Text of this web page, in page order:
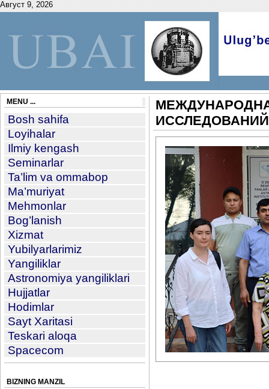
Август 9, 2026
MENU ...
Bosh sahifa
Loyihalar
Ilmiy kengash
Seminarlar
Ta’lim va ommabop
Ma’muriyat
Mehmonlar
Bog’lanish
Xizmat
Yubilyarlarimiz
Yangiliklar
Astronomiya yangiliklari
Hujjatlar
Hodimlar
Sayt Xaritasi
Teskari aloqa
Spacecom
BIZNING MANZIL